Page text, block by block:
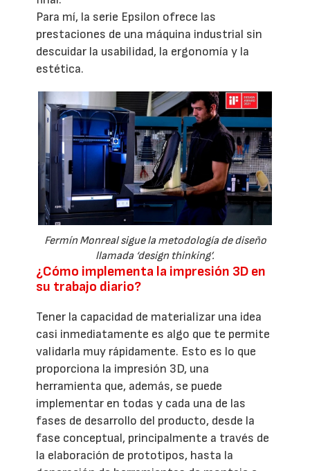
Para mí, la serie Epsilon ofrece las
prestaciones de una máquina industrial sin
descuidar la usabilidad, la ergonomía y la
estética.
Fermín Monreal sigue la metodología de diseño
llamada ‘design thinking’.
¿Cómo implementa la impresión 3D en
su trabajo diario?
Tener la capacidad de materializar una idea
casi inmediatamente es algo que te permite
validarla muy rápidamente. Esto es lo que
proporciona la impresión 3D, una
herramienta que, además, se puede
implementar en todas y cada una de las
fases de desarrollo del producto, desde la
fase conceptual, principalmente a través de
la elaboración de prototipos, hasta la